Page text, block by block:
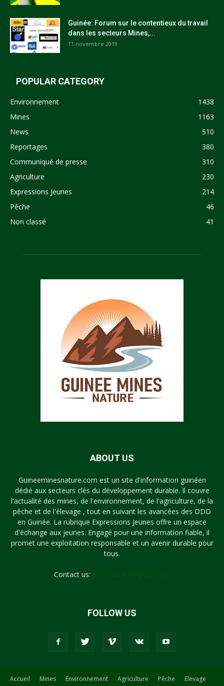
Guinée: Forum sur le contentieux du travail
dans les secteurs Mines,...
11 novembre 2019
POPULAR CATEGORY
Environnement
1438
Mines
1163
News
510
Reportages
380
Communiqué de presse
310
Agriculture
230
Expressions Jeunes
214
Pêche
46
Non classé
41
ABOUT US
Guineeminesnature.com est un site d'information guinéen
dédié aux secteurs clés du développement durable. Il couvre
l'actualité des mines, de l'environnement, de l'agriculture, de la
pêche et de l'élevage , tout en suivant les avancées des ODD
en Guinée. La rubrique Expressions Jeunes offre un espace
d'échange aux jeunes. Engagé pour une information fiable, il
promet une exploitation responsable et un avenir durable pour
tous.
Contact us:
FOLLOW US
Accueil Mines Environnement Agriculture Pêche
Elevage